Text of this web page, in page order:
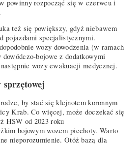
powinny rozpocząć się w czerwcu i
też się powiększy, gdyż niebawem
pojazdami specjalistycznymi.
wozy dowodzenia (w ramach
bojowe z dodatkowymi
wozy ewakuacji medycznej.
sprzętowej
by stać się klejnotem koronnym
Krab. Co więcej, może doczekać się
HSW od 2023 roku
bojowym wozem piechoty. Warto
nieporozumienie. Otóż bazą dla